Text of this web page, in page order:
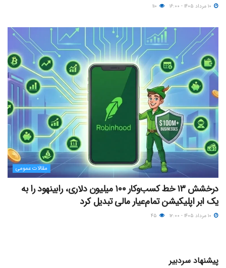
مقالات عمومی
درخشش ۱۳ خط کسب‌وکار ۱۰۰ میلیون دلاری، رابینهود را به
یک ابر اپلیکیشن تمام‌عیار مالی تبدیل کرد
پیشنهاد سردبیر